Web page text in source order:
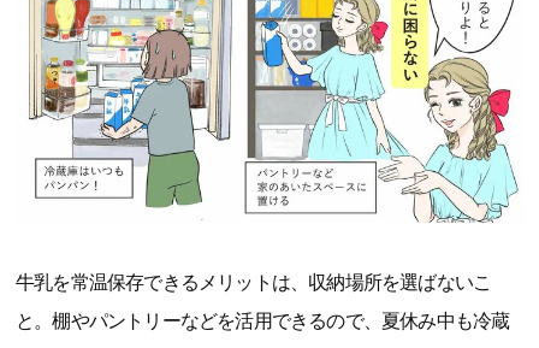
牛乳を常温保存できるメリットは、収納場所を選ばないこ
と。棚やパントリーなどを活用できるので、夏休み中も冷蔵